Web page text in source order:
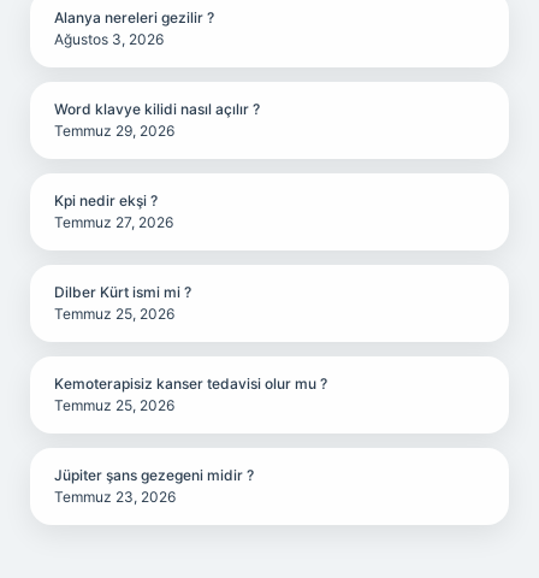
Alanya nereleri gezilir ?
Ağustos 3, 2026
Word klavye kilidi nasıl açılır ?
Temmuz 29, 2026
Kpi nedir ekşi ?
Temmuz 27, 2026
Dilber Kürt ismi mi ?
Temmuz 25, 2026
Kemoterapisiz kanser tedavisi olur mu ?
Temmuz 25, 2026
Jüpiter şans gezegeni midir ?
Temmuz 23, 2026